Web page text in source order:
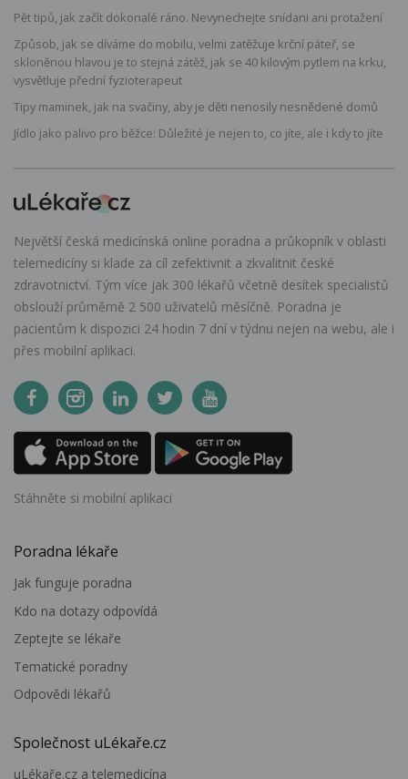
Pět tipů, jak začít dokonalé ráno. Nevynechejte snídani ani protažení
Způsob, jak se díváme do mobilu, velmi zatěžuje krční páteř, se
skloněnou hlavou je to stejná zátěž, jak se 40 kilovým pytlem na krku,
vysvětluje přední fyzioterapeut
Tipy maminek, jak na svačiny, aby je děti nenosily nesnědené domů
Jídlo jako palivo pro běžce: Důležité je nejen to, co jíte, ale i kdy to jíte
Největší česká medicínská online poradna a průkopník v oblasti
telemedicíny si klade za cíl zefektivnit a zkvalitnit české
zdravotnictví. Tým více jak 300 lékařů včetně desítek specialistů
obslouží průměrně 2 500 uživatelů měsíčně. Poradna je
pacientům k dispozici 24 hodin 7 dní v týdnu nejen na webu, ale i
přes mobilní aplikaci.
Stáhněte si mobilní aplikaci
Poradna lékaře
Jak funguje poradna
Kdo na dotazy odpovídá
Zeptejte se lékaře
Tematické poradny
Odpovědi lékařů
Společnost uLékaře.cz
uLékaře.cz a telemedicína